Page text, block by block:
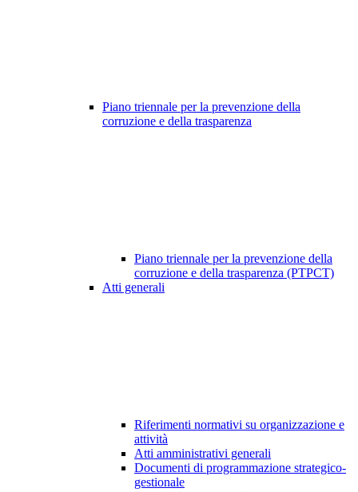
Piano triennale per la prevenzione della
corruzione e della trasparenza
Piano triennale per la prevenzione della
corruzione e della trasparenza (PTPCT)
Atti generali
Riferimenti normativi su organizzazione e
attività
Atti amministrativi generali
Documenti di programmazione strategico-
gestionale